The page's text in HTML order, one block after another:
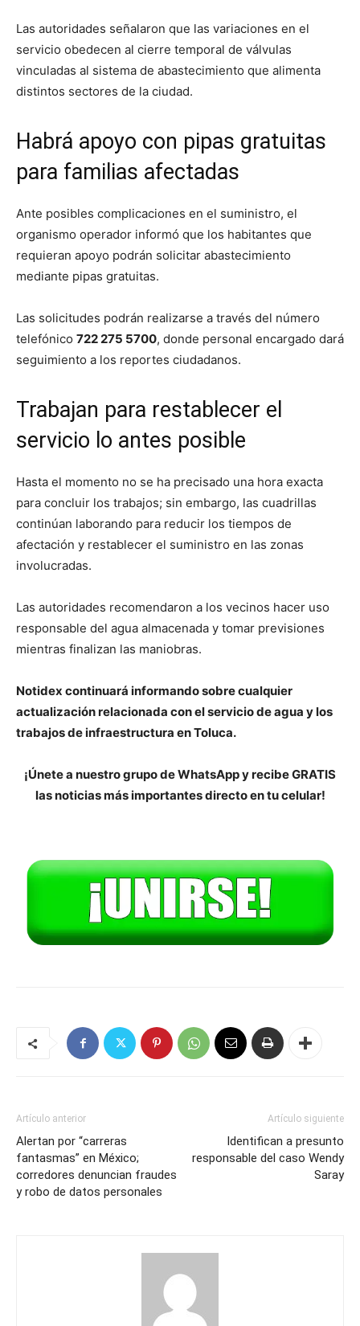
Las autoridades señalaron que las variaciones en el
servicio obedecen al cierre temporal de válvulas
vinculadas al sistema de abastecimiento que alimenta
distintos sectores de la ciudad.
Habrá apoyo con pipas gratuitas
para familias afectadas
Ante posibles complicaciones en el suministro, el
organismo operador informó que los habitantes que
requieran apoyo podrán solicitar abastecimiento
mediante pipas gratuitas.
Las solicitudes podrán realizarse a través del número
telefónico 722 275 5700, donde personal encargado dará
seguimiento a los reportes ciudadanos.
Trabajan para restablecer el
servicio lo antes posible
Hasta el momento no se ha precisado una hora exacta
para concluir los trabajos; sin embargo, las cuadrillas
continúan laborando para reducir los tiempos de
afectación y restablecer el suministro en las zonas
involucradas.
Las autoridades recomendaron a los vecinos hacer uso
responsable del agua almacenada y tomar previsiones
mientras finalizan las maniobras.
Notidex continuará informando sobre cualquier
actualización relacionada con el servicio de agua y los
trabajos de infraestructura en Toluca.
¡Únete a nuestro grupo de WhatsApp y recibe GRATIS
las noticias más importantes directo en tu celular!
Artículo anterior
Alertan por “carreras
fantasmas” en México;
corredores denuncian fraudes
y robo de datos personales
Artículo siguiente
Identifican a presunto
responsable del caso Wendy
Saray